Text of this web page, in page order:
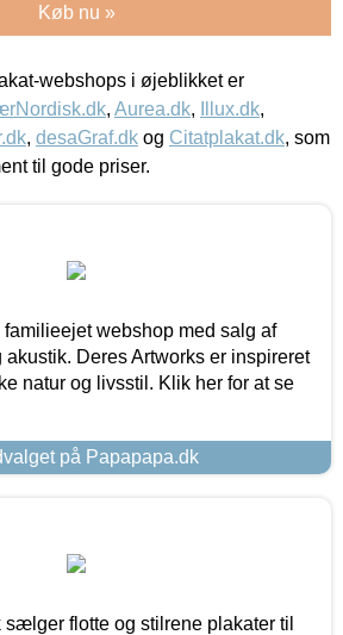
Køb nu »
webshops i øjeblikket er
, Aurea.dk, Illux.dk,
, desaGraf.dk og Citatplakat.dk, som
til gode priser.
webshop med salg af
akustik. Deres Artworks er inspireret
natur og livsstil. Klik her for at se
på Papapapa.dk
flotte og stilrene plakater til